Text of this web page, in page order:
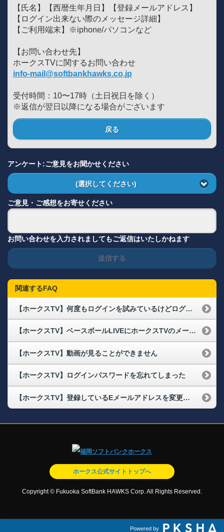
【氏名】【西暦生年月日】【登録メールアドレス】
【ログイン出来ない際のメッセージ詳細】
【ご利用端末】※iphone/パソコンなど
【お問い合わせ先】
ホークスTVに関するお問い合わせ
info-mail@softbankhawks.co.jp
受付時間：10〜17時（土日祝日を除く）
※返信が翌日以降になる場合がございます
戻る
アンケート:ご意見をお聞かせください
(選択してください)
ご意見・ご感想をお寄せください
お問い合わせを入力されましてもご返信はいたしかねます
送信する
関連するFAQ
【ホークスTV】何度もログインを試みているけどログインができません
【ホークスTV】ベースボールLIVEにホークスTVのメールアドレス・パスワードでログインできない
【ホークスTV】動画が見ることができません
【ホークスTV】ログインパスワードを忘れてしまった
【ホークスTV】登録しているEメールアドレスを変更したい
ホークス公式サイトトップへ
Copyright © Fukuoka SoftBank HAWKS Corp. All Rights Reserved.
Powered by